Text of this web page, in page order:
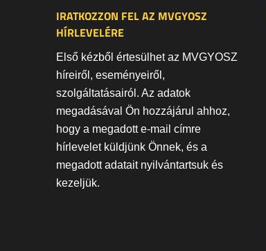
IRATKOZZON FEL AZ MVGYOSZ
HÍRLEVELÉRE
Első kézből értesülhet az MVGYOSZ
híreiről, eseményeiről,
szolgáltatásairól. Az adatok
megadásával Ön hozzájárul ahhoz,
hogy a megadott e-mail címre
hírlevelet küldjünk Önnek, és a
megadott adatait nyilvántartsuk és
kezeljük.